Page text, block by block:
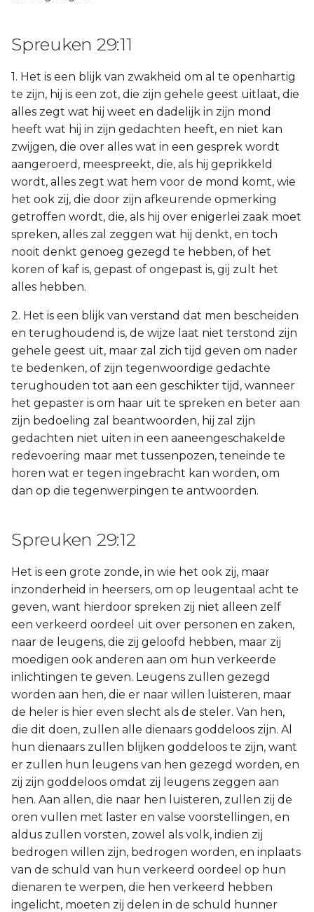
Spreuken 29:11
1. Het is een blijk van zwakheid om al te openhartig
te zijn, hij is een zot, die zijn gehele geest uitlaat, die
alles zegt wat hij weet en dadelijk in zijn mond
heeft wat hij in zijn gedachten heeft, en niet kan
zwijgen, die over alles wat in een gesprek wordt
aangeroerd, meespreekt, die, als hij geprikkeld
wordt, alles zegt wat hem voor de mond komt, wie
het ook zij, die door zijn afkeurende opmerking
getroffen wordt, die, als hij over enigerlei zaak moet
spreken, alles zal zeggen wat hij denkt, en toch
nooit denkt genoeg gezegd te hebben, of het
koren of kaf is, gepast of ongepast is, gij zult het
alles hebben.
2. Het is een blijk van verstand dat men bescheiden
en terughoudend is, de wijze laat niet terstond zijn
gehele geest uit, maar zal zich tijd geven om nader
te bedenken, of zijn tegenwoordige gedachte
terughouden tot aan een geschikter tijd, wanneer
het gepaster is om haar uit te spreken en beter aan
zijn bedoeling zal beantwoorden, hij zal zijn
gedachten niet uiten in een aaneengeschakelde
redevoering maar met tussenpozen, teneinde te
horen wat er tegen ingebracht kan worden, om
dan op die tegenwerpingen te antwoorden.
Spreuken 29:12
Het is een grote zonde, in wie het ook zij, maar
inzonderheid in heersers, om op leugentaal acht te
geven, want hierdoor spreken zij niet alleen zelf
een verkeerd oordeel uit over personen en zaken,
naar de leugens, die zij geloofd hebben, maar zij
moedigen ook anderen aan om hun verkeerde
inlichtingen te geven. Leugens zullen gezegd
worden aan hen, die er naar willen luisteren, maar
de heler is hier even slecht als de steler. Van hen,
die dit doen, zullen alle dienaars goddeloos zijn. Al
hun dienaars zullen blijken goddeloos te zijn, want
er zullen hun leugens van hen gezegd worden, en
zij zijn goddeloos omdat zij leugens zeggen aan
hen. Aan allen, die naar hen luisteren, zullen zij de
oren vullen met laster en valse voorstellingen, en
aldus zullen vorsten, zowel als volk, indien zij
bedrogen willen zijn, bedrogen worden, en inplaats
van de schuld van hun verkeerd oordeel op hun
dienaren te werpen, die hen verkeerd hebben
ingelicht, moeten zij delen in de schuld hunner